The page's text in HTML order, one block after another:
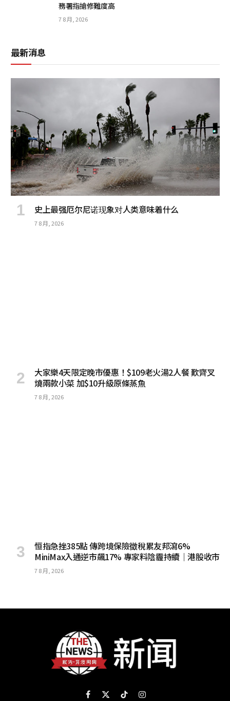
務署指搶修難度高
7 8 月, 2026
最新消息
史上最强厄尔尼诺现象对人类意味着什么
7 8 月, 2026
大家樂4天限定晚市優惠！$109老火湯2人餐 歎齊叉
燒兩款小菜 加$10升級原條蒸魚
7 8 月, 2026
恒指急挫385點 傳跨境保險徵稅累友邦瀉6%
MiniMax入通逆市飆17% 專家料陰霾持續｜港股收市
7 8 月, 2026